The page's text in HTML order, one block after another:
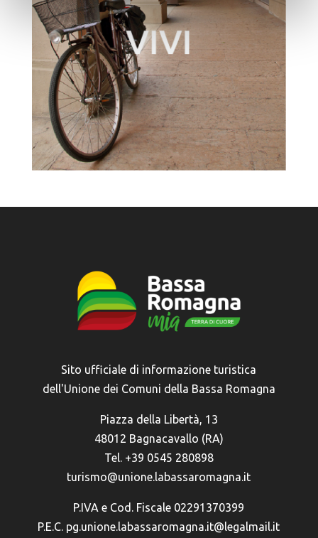
Sito ufficiale di informazione turistica
dell'Unione dei Comuni della Bassa Romagna
Piazza della Libertà, 13
48012 Bagnacavallo (RA)
Tel. +39 0545 280898
turismo@unione.labassaromagna.it
P.IVA e Cod. Fiscale 02291370399
P.E.C. pg.unione.labassaromagna.it@legalmail.it